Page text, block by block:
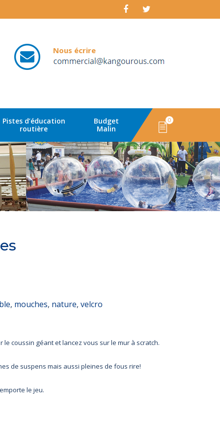
Nous écrire
email
Pistes d’éducation
routière
Budget
Malin
0
, mouches, nature, velcro
coussin géant et lancez vous sur le mur à scratch.
de suspens mais aussi pleines de fous rire!
le jeu.